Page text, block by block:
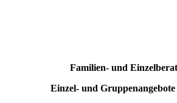
Familien- und
Einzel- und